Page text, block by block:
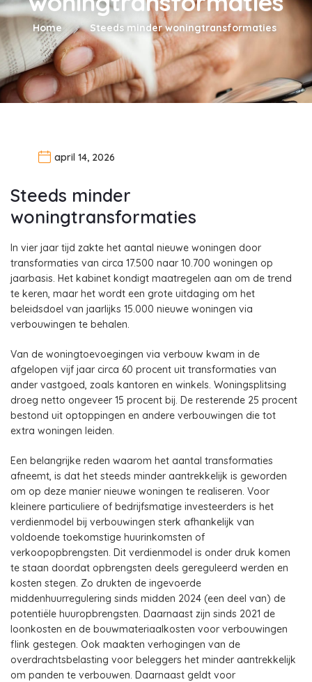
Home Steeds minder woningtransformaties
april 14, 2026
Steeds minder
woningtransformaties
In vier jaar tijd zakte het aantal nieuwe woningen door
transformaties van circa 17.500 naar 10.700 woningen op
jaarbasis. Het kabinet kondigt maatregelen aan om de trend
te keren, maar het wordt een grote uitdaging om het
beleidsdoel van jaarlijks 15.000 nieuwe woningen via
verbouwingen te behalen.
Van de woningtoevoegingen via verbouw kwam in de
afgelopen vijf jaar circa 60 procent uit transformaties van
ander vastgoed, zoals kantoren en winkels. Woningsplitsing
droeg netto ongeveer 15 procent bij. De resterende 25 procent
bestond uit optoppingen en andere verbouwingen die tot
extra woningen leiden.
Een belangrijke reden waarom het aantal transformaties
afneemt, is dat het steeds minder aantrekkelijk is geworden
om op deze manier nieuwe woningen te realiseren. Voor
kleinere particuliere of bedrijfsmatige investeerders is het
verdienmodel bij verbouwingen sterk afhankelijk van
voldoende toekomstige huurinkomsten of
verkoopopbrengsten. Dit verdienmodel is onder druk komen
te staan doordat opbrengsten deels gereguleerd werden en
kosten stegen. Zo drukten de ingevoerde
middenhuurregulering sinds midden 2024 (een deel van) de
potentiële huuropbrengsten. Daarnaast zijn sinds 2021 de
loonkosten en de bouwmateriaalkosten voor verbouwingen
flink gestegen. Ook maakten verhogingen van de
overdrachtsbelasting voor beleggers het minder aantrekkelijk
om panden te verbouwen. Daarnaast geldt voor